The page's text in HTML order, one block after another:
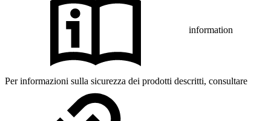
information
Per informazioni sulla sicurezza dei prodotti descritti, consultare